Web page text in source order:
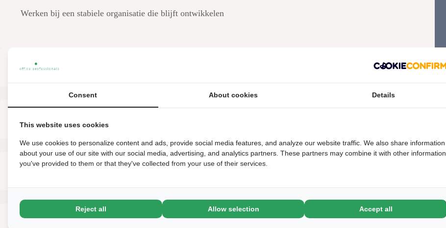
Werken bij een stabiele organisatie die blijft ontwikkelen
WAT GA JE DOEN
OVER HET BEDRIJF
Consent About cookies Details
This website uses cookies
We use cookies to personalize content and ads, provide social media features, and analyze our website traffic. We also share information
about your use of our site with our social media, advertising, and analytics partners. These partners may combine it with other information
you've provided to them or that they've collected from your use of their services.
Reject all Allow selection Accept all